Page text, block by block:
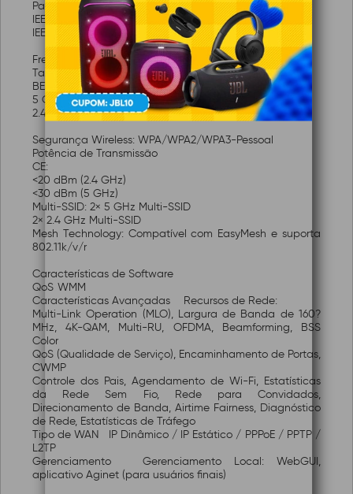
Padrões Wireless:
IEEE 802.11be/ax/ac/n/a 5 GHz
IEEE 802.11be/ax/n/g/b 2.4 GHz
Frequência: 2.4 GHz, 5 GHz
Taxa de Sinal:
BE3600
5 GHz: até 2880 Mbps
2.4 GHz: até 688 Mbps
Segurança Wireless: WPA/WPA2/WPA3-Pessoal
Potência de Transmissão
CE:
<20 dBm (2.4 GHz)
<30 dBm (5 GHz)
Multi-SSID: 2× 5 GHz Multi-SSID
2× 2.4 GHz Multi-SSID
Mesh Technology: Compatível com EasyMesh e suporta
802.11k/v/r
Características de Software
QoS WMM
Características Avançadas
Recursos de Rede:
Multi-Link Operation (MLO), Largura de Banda de 160?
MHz, 4K-QAM, Multi-RU, OFDMA, Beamforming, BSS
Color
QoS (Qualidade de Serviço), Encaminhamento de Portas,
CWMP
Controle dos Pais, Agendamento de Wi-Fi, Estatísticas
da Rede Sem Fio, Rede para Convidados,
Direcionamento de Banda, Airtime Fairness, Diagnóstico
de Rede, Estatísticas de Tráfego
Tipo de WAN
IP Dinâmico / IP Estático / PPPoE / PPTP /
L2TP
Gerenciamento
Gerenciamento Local: WebGUI,
aplicativo Aginet (para usuários finais)